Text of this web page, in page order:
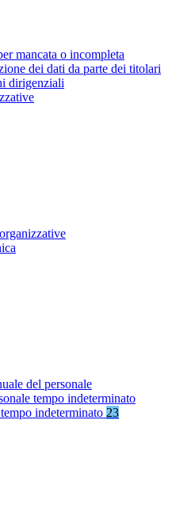
mancata o incompleta
dei dati da parte dei titolari
dirigenziali
del personale
tempo indeterminato
indeterminato 23